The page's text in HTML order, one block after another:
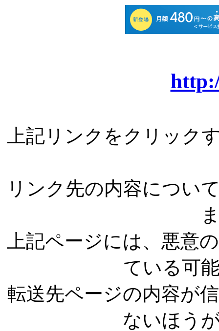
上記リンクをクリック
リンク先の内容につい
上記ページには、悪意
ている可
転送先ページの内容が
ないほう